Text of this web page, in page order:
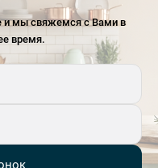
и мы свяжемся с Вами в
время.